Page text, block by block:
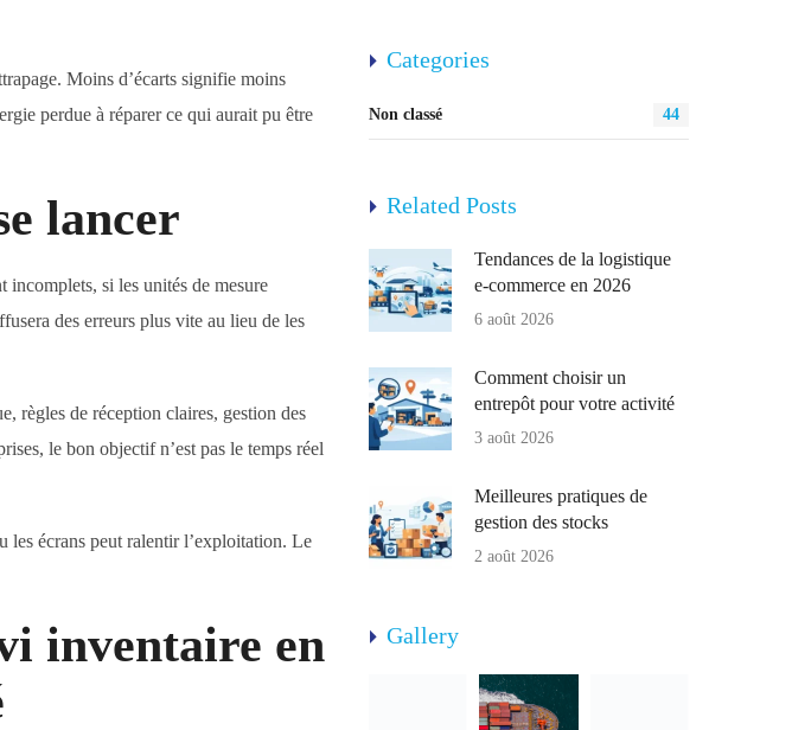
Moins d’écarts signifie moins
perdue à réparer ce qui aurait pu être
lancer
incomplets, si les unités de mesure
des erreurs plus vite au lieu de les
règles de réception claires, gestion des
le bon objectif n’est pas le temps réel
écrans peut ralentir l’exploitation. Le
inventaire en
Categories
Non classé 44
Related Posts
Tendances de la logistique
e-commerce en 2026
6 août 2026
Comment choisir un
entrepôt pour votre activité
3 août 2026
Meilleures pratiques de
gestion des stocks
2 août 2026
Gallery